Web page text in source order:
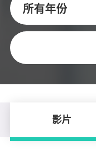
所有年份
關鍵字
影片